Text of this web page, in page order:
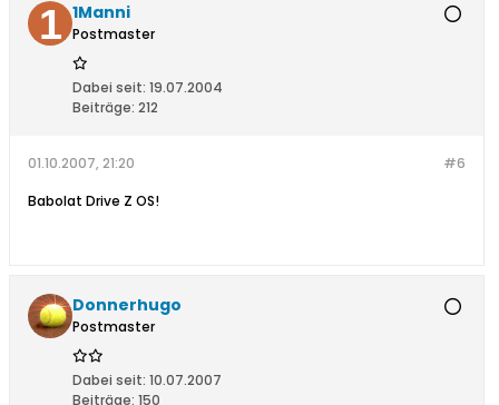
1Manni
Postmaster
Dabei seit: 19.07.2004
Beiträge: 212
#6
01.10.2007, 21:20
Babolat Drive Z OS!
Donnerhugo
Postmaster
Dabei seit: 10.07.2007
Beiträge: 150